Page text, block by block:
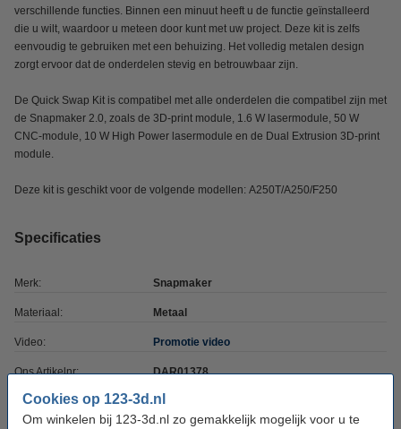
Cookies op 123-3d.nl
Om winkelen bij 123-3d.nl zo gemakkelijk mogelijk voor u te
verschillende functies. Binnen een minuut heeft u de functie geïnstalleerd
die u wilt, waardoor u meteen door kunt met uw project. Deze kit is zelfs
eenvoudig te gebruiken met een behuizing. Het volledig metalen design
zorgt ervoor dat de onderdelen stevig en betrouwbaar zijn.
De Quick Swap Kit is compatibel met alle onderdelen die compatibel zijn met
de Snapmaker 2.0, zoals de 3D-print module, 1.6 W lasermodule, 50 W
CNC-module, 10 W High Power lasermodule en de Dual Extrusion 3D-print
module.
Deze kit is geschikt voor de volgende modellen: A250T/A250/F250
Specificaties
Merk: Snapmaker
Materiaal: Metaal
Video: Promotie video
Ons Artikelnr: DAR01378